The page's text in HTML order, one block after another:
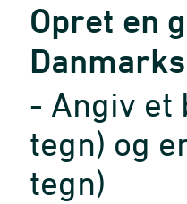
Opret en
- Angiv et
tegn) og
tegn)